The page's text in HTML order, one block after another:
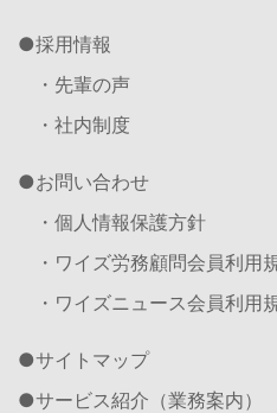
採用情報
・先輩の声
・社内制度
お問い合わせ
・個人情報保護方針
・ワイズ労務顧問会員利用
・ワイズニュース会員利用
サイトマップ
サービス紹介（業務案内）